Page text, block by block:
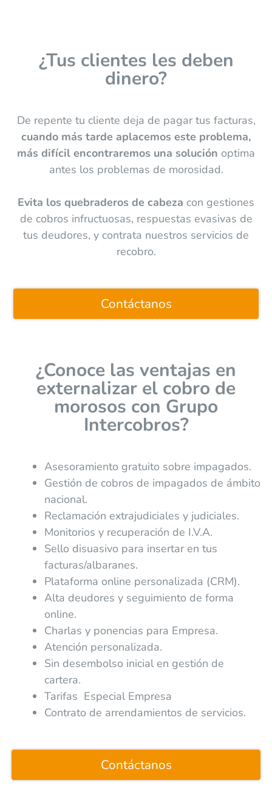
¿Tus clientes les deben
dinero?
De repente tu cliente deja de pagar tus facturas,
cuando más tarde aplacemos este problema,
más difícil encontraremos una solución optima
antes los problemas de morosidad.
Evita los quebraderos de cabeza con gestiones
de cobros infructuosas, respuestas evasivas de
tus deudores, y contrata nuestros servicios de
recobro.
Contáctanos
¿Conoce las ventajas en
externalizar el cobro de
morosos con Grupo
Intercobros?
Asesoramiento gratuito sobre impagados.
Gestión de cobros de impagados de ámbito
nacional.
Reclamación extrajudiciales y judiciales.
Monitorios y recuperación de I.V.A.
Sello disuasivo para insertar en tus
facturas/albaranes.
Plataforma online personalizada (CRM).
Alta deudores y seguimiento de forma
online.
Charlas y ponencias para Empresa.
Atención personalizada.
Sin desembolso inicial en gestión de
cartera.
Tarifas Especial Empresa
Contrato de arrendamientos de servicios.
Contáctanos